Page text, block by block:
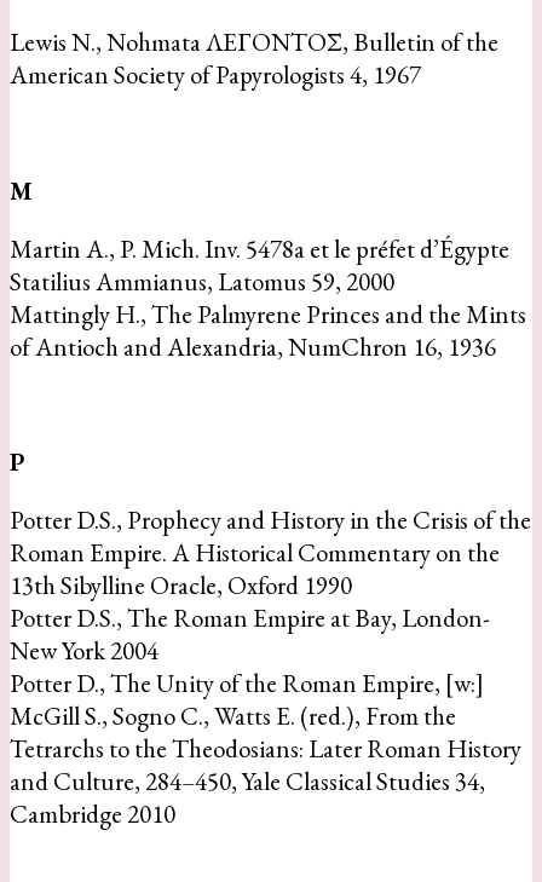
Lewis N., Nohmata ΛEΓONTOΣ, Bulletin of the
American Society of Papyrologists 4, 1967
M
Martin A., P. Mich. Inv. 5478a et le préfet d’Égypte
Statilius Ammianus, Latomus 59, 2000
Mattingly H., The Palmyrene Princes and the Mints
of Antioch and Alexandria, NumChron 16, 1936
P
Potter D.S., Prophecy and History in the Crisis of the
Roman Empire. A Historical Commentary on the
13th Sibylline Oracle, Oxford 1990
Potter D.S., The Roman Empire at Bay, London-
New York 2004
Potter D., The Unity of the Roman Empire, [w:]
McGill S., Sogno C., Watts E. (red.), From the
Tetrarchs to the Theodosians: Later Roman History
and Culture, 284–450, Yale Classical Studies 34,
Cambridge 2010